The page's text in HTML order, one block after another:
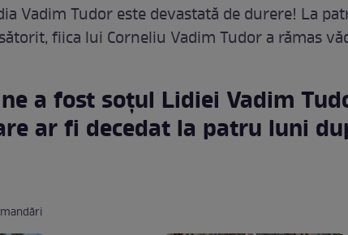
Vadim Tudor este devastată de durere! La
fiica lui Corneliu Vadim Tudor a rămas
a fost soțul Lidiei Vadim
ar fi decedat la patru luni